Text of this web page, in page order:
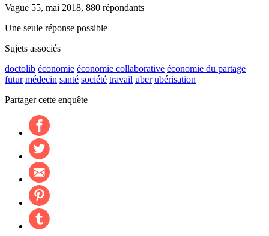
Vague 55, mai 2018, 880 répondants
Une seule réponse possible
Sujets associés
doctolib économie économie collaborative économie du partage
futur médecin santé société travail uber ubérisation
Partager cette enquête